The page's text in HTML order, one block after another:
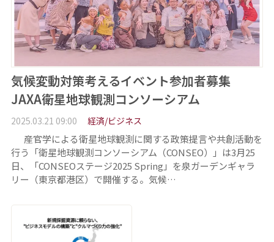
気候変動対策考えるイベント参加者募集
JAXA衛星地球観測コンソーシアム
2025.03.21 09:00 経済/ビジネス
産官学による衛星地球観測に関する政策提言や共創活動を
行う「衛星地球観測コンソーシアム（CONSEO）」は3月25
日、「CONSEOステージ2025 Spring」を泉ガーデンギャラ
リー（東京都港区）で開催する。気候…